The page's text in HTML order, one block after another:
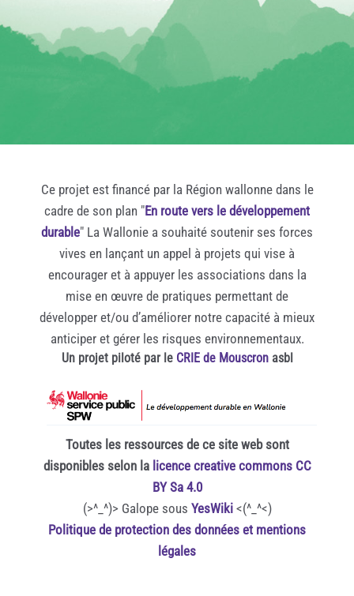
Ce projet est financé par la Région wallonne dans le
cadre de son plan "En route vers le développement
durable" La Wallonie a souhaité soutenir ses forces
vives en lançant un appel à projets qui vise à
encourager et à appuyer les associations dans la
mise en œuvre de pratiques permettant de
développer et/ou d’améliorer notre capacité à mieux
anticiper et gérer les risques environnementaux.
Un projet piloté par le CRIE de Mouscronasbl
Toutes les ressources de ce site web sont
disponibles selon la licence creative commons CC
BY Sa 4.0
(>^_^)> Galope sous YesWiki<(^_^<)
Politique de protection des données et mentions
légales